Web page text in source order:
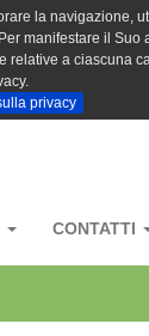
la navigazione,
manifestare il
a
privacy
CONTATTI